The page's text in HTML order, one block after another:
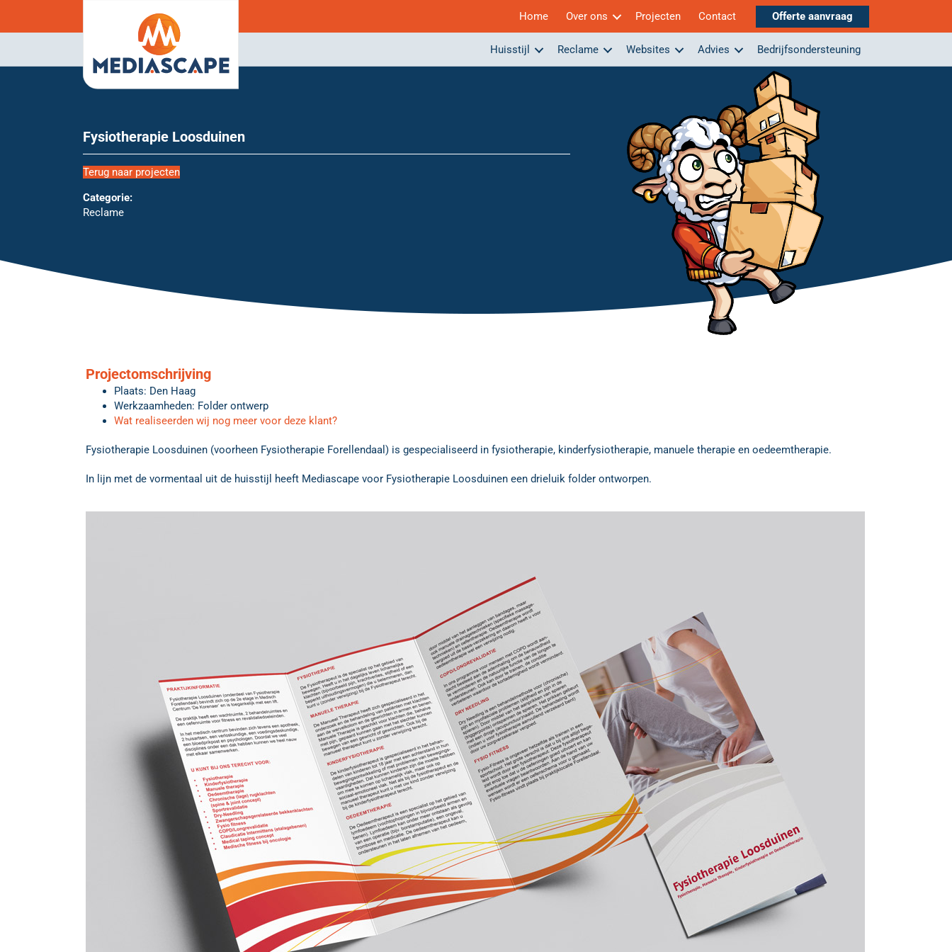
Home Over ons Projecten Contact Offerte aanvraag
Huisstijl Reclame Websites Advies Bedrijfsondersteuning
Fysiotherapie Loosduinen
Terug naar projecten
Categorie:
Reclame
Projectomschrijving
Plaats: Den Haag
Werkzaamheden: Folder ontwerp
Wat realiseerden wij nog meer voor deze klant?
Fysiotherapie Loosduinen (voorheen Fysiotherapie Forellendaal) is gespecialiseerd in fysiotherapie, kinderfysiotherapie, manuele therapie en oedeemtherapie.
In lijn met de vormentaal uit de huisstijl heeft Mediascape voor Fysiotherapie Loosduinen een drieluik folder ontworpen.